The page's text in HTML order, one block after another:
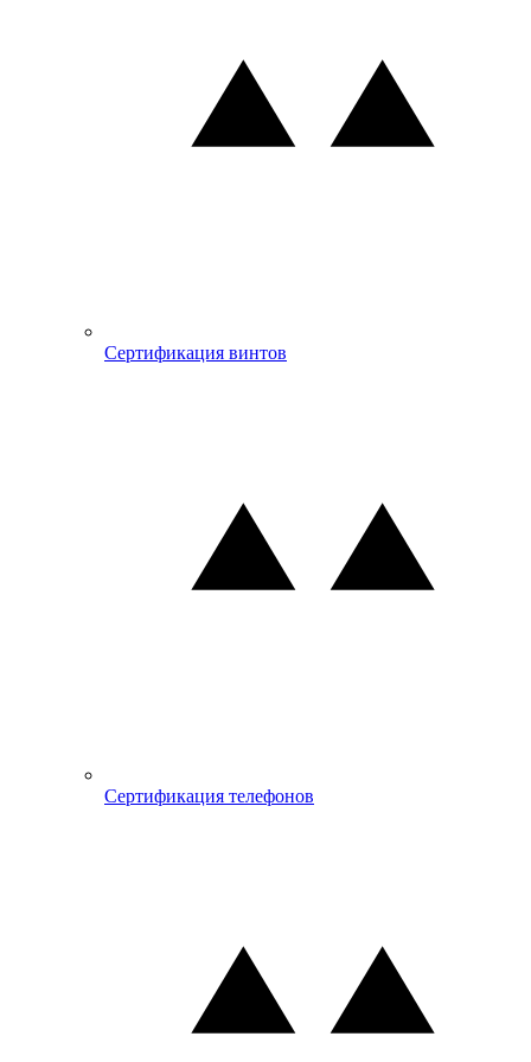
Сертификация винтов
Сертификация телефонов